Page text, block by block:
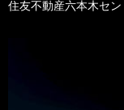
住友不動産六本木セ